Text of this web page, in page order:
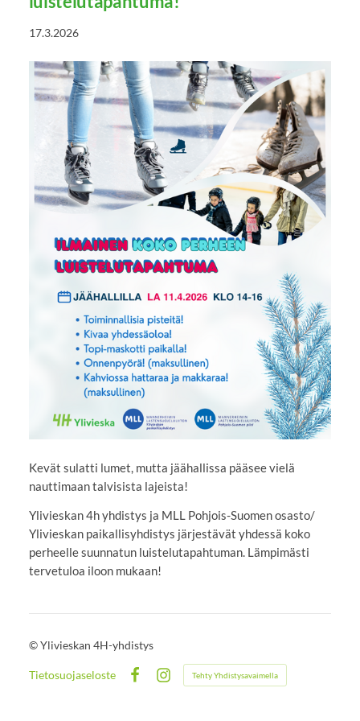
17.3.2026
Kevät sulatti lumet, mutta jäähallissa pääsee vielä
nauttimaan talvisista lajeista!
Ylivieskan 4h yhdistys ja MLL Pohjois-Suomen osasto/
Ylivieskan paikallisyhdistys järjestävät yhdessä koko
perheelle suunnatun luistelutapahtuman. Lämpimästi
tervetuloa iloon mukaan!
©Ylivieskan 4H-yhdistys
Tietosuojaseloste
Instagram
Tehty Yhdistysavaimella